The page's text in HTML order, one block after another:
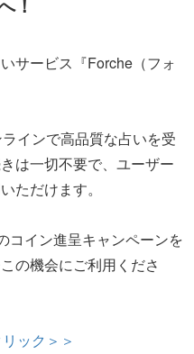
！
サービス『Forche（フォ
インで高品質な占いを受
は一切不要で、ユーザー
ただけます。
コイン進呈キャンペーンを
の機会にご利用くださ
ック＞＞